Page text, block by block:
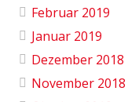
Februar 2019
Januar 2019
Dezember 2018
November 2018